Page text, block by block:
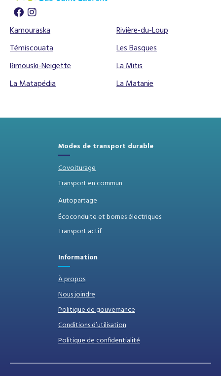
Kamouraska
Rivière-du-Loup
Témiscouata
Les Basques
Rimouski-Neigette
La Mitis
La Matapédia
La Matanie
Modes de transport durable
Covoiturage
Transport en commun
Autopartage
Écoconduite et bornes électriques
Transport actif
Information
À propos
Nous joindre
Politique de gouvernance
Conditions d’utilisation
Politique de confidentialité